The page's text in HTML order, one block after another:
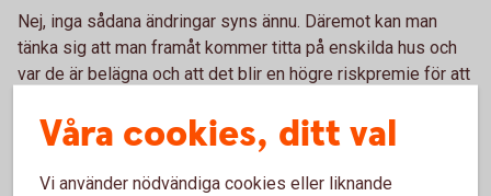
Nej, inga sådana ändringar syns ännu. Däremot kan man
tänka sig att man framåt kommer titta på enskilda hus och
var de är belägna och att det blir en högre riskpremie för att
beläget.
Våra cookies, ditt val
Vi använder nödvändiga cookies eller liknande